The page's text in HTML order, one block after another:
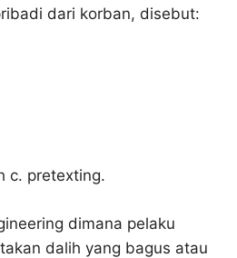
dari korban, disebut:
c. pretexting.
dimana pelaku
dalih yang bagus atau